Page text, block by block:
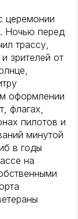
церемонии
Ночью перед
трассу,
зрителей от
оформлении
флагах,
пилотов и
минутой
в годы
на